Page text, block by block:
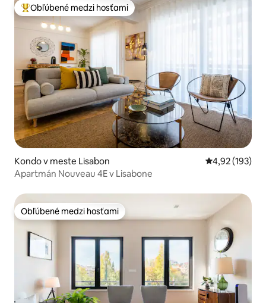
Najobľúbenejšie medzi hosťami
Obľúbené medzi hosťami
Kondo v meste Lisabon Priemerné
4,92 (193)
Apartmán Nouveau 4E v Lisabone
Obľúbené medzi hosťami
Obľúbené medzi hosťami